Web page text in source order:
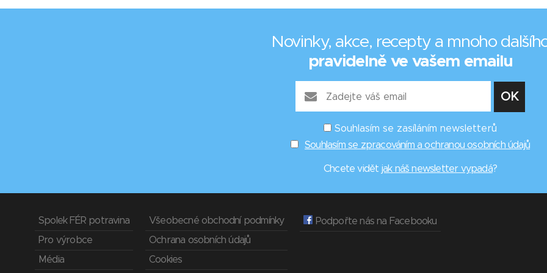
Novinky, akce, recepty a mnoho
pravidelně ve vašem emailu
Souhlasím se zasíláním newsletterů
Souhlasím se zpracováním a ochranou osobních údajů
Chcete vidět jak náš newsletter vypadá?
Spolek FÉR potravina
Pro výrobce
Média
Všeobecné obchodní podmínky
Ochrana osobních údajů
Cookies
Podpořte nás na Facebooku